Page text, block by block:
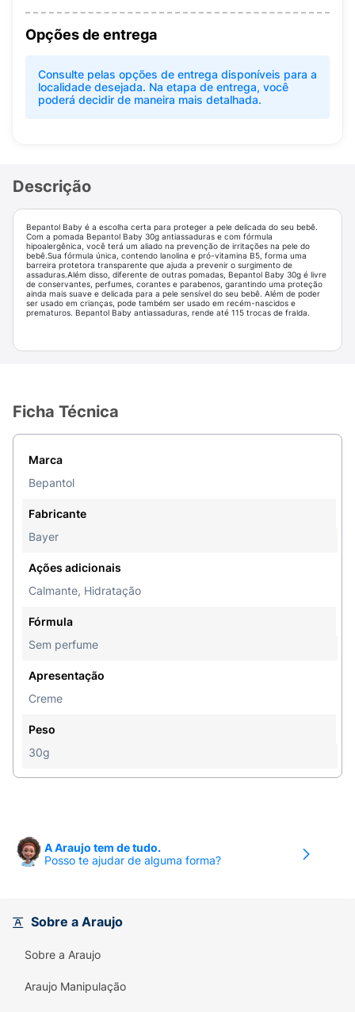
Opções de entrega
Consulte pelas opções de entrega disponíveis para a
localidade desejada. Na etapa de entrega, você
poderá decidir de maneira mais detalhada.
Descrição
Bepantol Baby é a escolha certa para proteger a pele delicada do seu bebê.
Com a pomada Bepantol Baby 30g antiassaduras e com fórmula
hipoalergênica, você terá um aliado na prevenção de irritações na pele do
bebê.Sua fórmula única, contendo lanolina e pró-vitamina B5, forma uma
barreira protetora transparente que ajuda a prevenir o surgimento de
assaduras.Além disso, diferente de outras pomadas, Bepantol Baby 30g é livre
de conservantes, perfumes, corantes e parabenos, garantindo uma proteção
ainda mais suave e delicada para a pele sensível do seu bebê. Além de poder
ser usado em crianças, pode também ser usado em recém-nascidos e
prematuros. Bepantol Baby antiassaduras, rende até 115 trocas de fralda.
Ficha Técnica
Marca
Bepantol
Fabricante
Bayer
Ações adicionais
Calmante, Hidratação
Fórmula
Sem perfume
Apresentação
Creme
Peso
30g
A Araujo tem de tudo.
Posso te ajudar de alguma forma?
Sobre a Araujo
Sobre a Araujo
Araujo Manipulação